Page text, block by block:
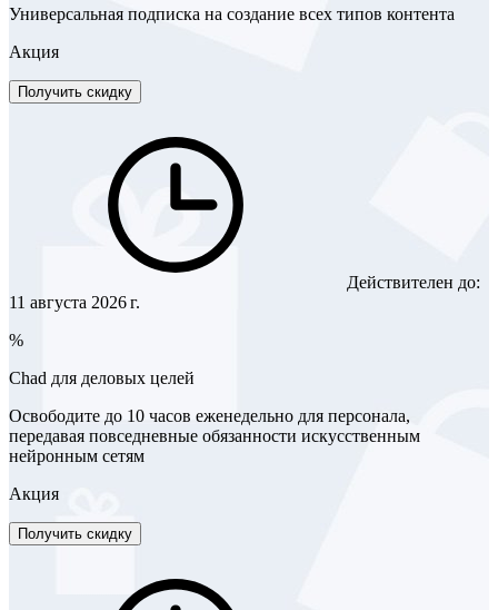
Универсальная подписка на создание всех типов контента
Акция
Получить скидку
Действителен до:
11 августа 2026 г.
%
Chad для деловых целей
Освободите до 10 часов еженедельно для персонала,
передавая повседневные обязанности искусственным
нейронным сетям
Акция
Получить скидку